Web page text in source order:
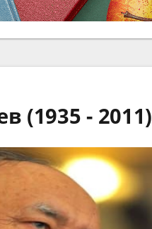
(1935 - 2011)